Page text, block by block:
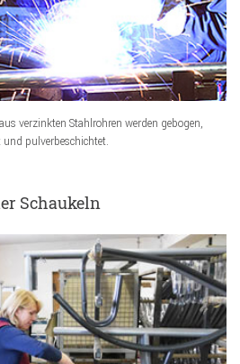
verzinkten Stahlrohren werden gebogen,
pulverbeschichtet.
Schaukeln